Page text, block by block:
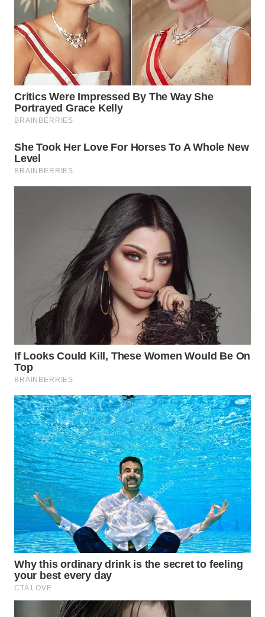
WN
INDRAMAYU
WN
KUNINGAN
WN
MAJALENGKA
WN
SUBANG
WN
PRIANGAN
TIMUR
WN
SEMARANG
WN
WN
BOROBUDUR
WN
MADURA
WN
SURABAYA
WN
NATUNA
WN